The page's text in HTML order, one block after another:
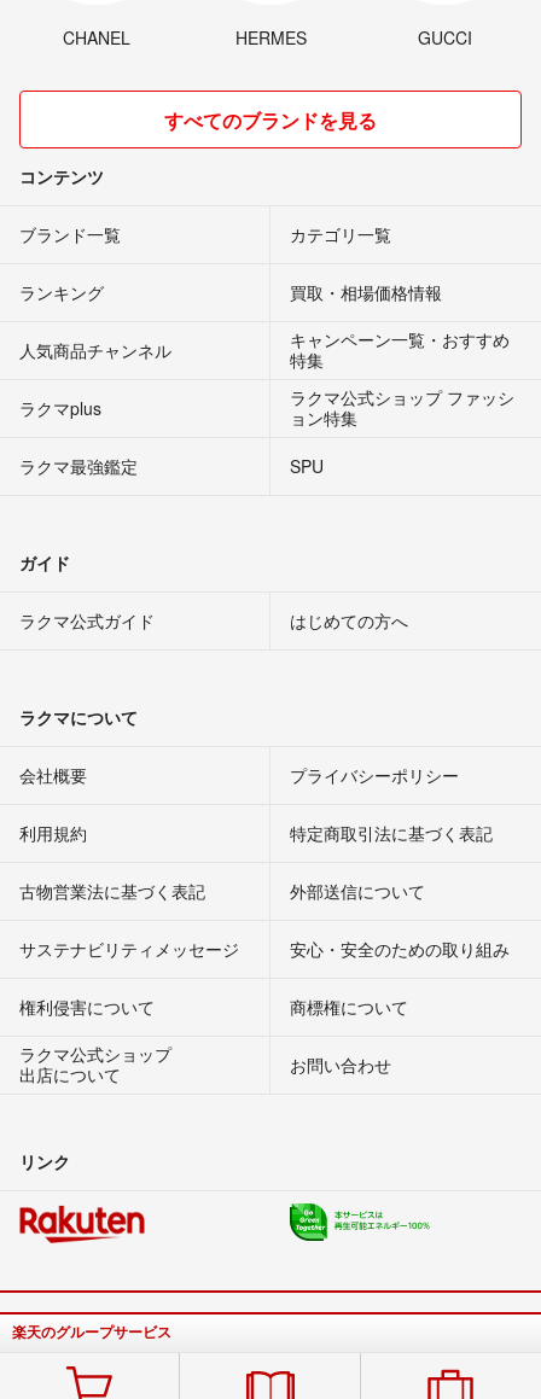
CHANEL HERMES GUCCI
すべてのブランドを見る
コンテンツ
ブランド一覧 カテゴリ一覧
ランキング 買取・相場価格情報
人気商品チャンネル
キャンペーン一覧・おすすめ
特集
ラクマplus
ラクマ公式ショップ ファッシ
ョン特集
ラクマ最強鑑定
SPU
ガイド
ラクマ公式ガイド はじめての方へ
ラクマについて
会社概要 プライバシーポリシー
利用規約 特定商取引法に基づく表記
古物営業法に基づく表記 外部送信について
サステナビリティメッセージ 安心・安全のための取り組み
権利侵害について
商標権について
ラクマ公式ショップ
出店について
お問い合わせ
リンク
楽天のグループサービス